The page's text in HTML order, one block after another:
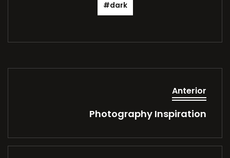
dark
Anterior
Photography Inspiration